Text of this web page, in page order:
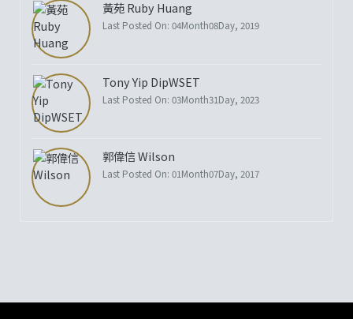
黃苑 Ruby Huang
Last Posted On: 04Month08Day, 2019
Tony Yip DipWSET
Last Posted On: 03Month31Day, 2023
郭偉信 Wilson
Last Posted On: 01Month07Day, 2017